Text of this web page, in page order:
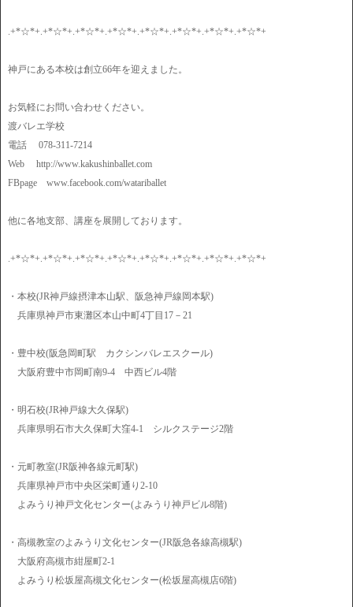
.+*☆*+.+*☆*+.+*☆*+.+*☆*+.+*☆*+.+*☆*+.+*☆*+.+*☆*+
神戸にある本校は創立66年を迎えました。
お気軽にお問い合わせください。
渡バレエ学校
電話 078-311-7214
Web http://www.kakushinballet.com
FBpage www.facebook.com/watariballet
他に各地支部、講座を展開しております。
.+*☆*+.+*☆*+.+*☆*+.+*☆*+.+*☆*+.+*☆*+.+*☆*+.+*☆*+
・本校(JR神戸線摂津本山駅、阪急神戸線岡本駅)
兵庫県神戸市東灘区本山中町4丁目17－21
・豊中校(阪急岡町駅 カクシンバレエスクール)
大阪府豊中市岡町南9-4 中西ビル4階
・明石校(JR神戸線大久保駅)
兵庫県明石市大久保町大窪4-1 シルクステージ2階
・元町教室(JR阪神各線元町駅)
兵庫県神戸市中央区栄町通り2-10
よみうり神戸文化センター(よみうり神戸ビル8階)
・高槻教室のよみうり文化センター(JR阪急各線高槻駅)
大阪府高槻市紺屋町2-1
よみうり松坂屋高槻文化センター(松坂屋高槻店6階)